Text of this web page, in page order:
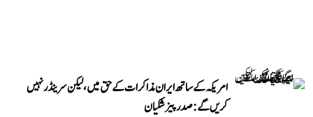
امریکہ کے ساتھ ایران مذاکرات کے حق میں، لیکن سرینڈر نہیں
کریں گے: صدر پیزشکیان